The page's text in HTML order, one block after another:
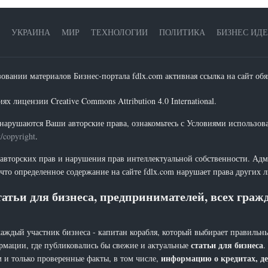
УКРАИНА МИР ТЕХНОЛОГИИ ПОЛИТИКА БИЗНЕС
материалов Бизнес-портала fdlx.com активная ссылка на сайт
лицензии Creative Commons Attribution 4.0 International.
Ваши авторские права, ознакомьтесь с Условиями
copyright.
прав и нарушения прав интеллектуальной собственности.
определенное содержание на сайте fdlx.com нарушает права других
для бизнеса, предпринимателей, всех
участник бизнеса - капитан корабля, который выбирает
где публиковались бы свежие и актуальные статьи для бизнеса.
только проверенные факты, в том числе, информацию о кредитах,